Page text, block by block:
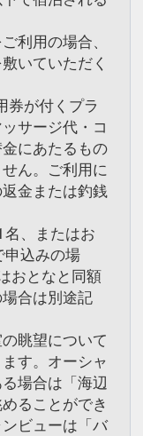
利用の場合、
いていただく
券が付くプラ
サージ代・コ
にあたるもの
ん。ご利用に
金または釣銭
名、またはお
申込みの場
おとなと同額
合は別途記
眺望について
す。オーシャ
場合は「海辺
ることができ
ビューは「バ